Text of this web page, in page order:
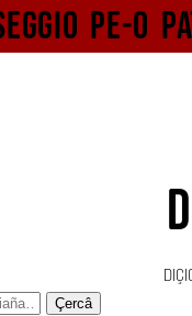
pe-o
Çercâ